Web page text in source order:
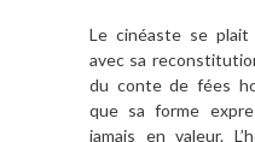
Le cinéaste se plait
avec sa
du conte de fées
que sa forme
jamais en valeur.